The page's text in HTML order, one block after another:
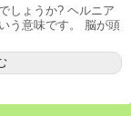
しょうか? ヘルニア
う意味です。 脳が頭